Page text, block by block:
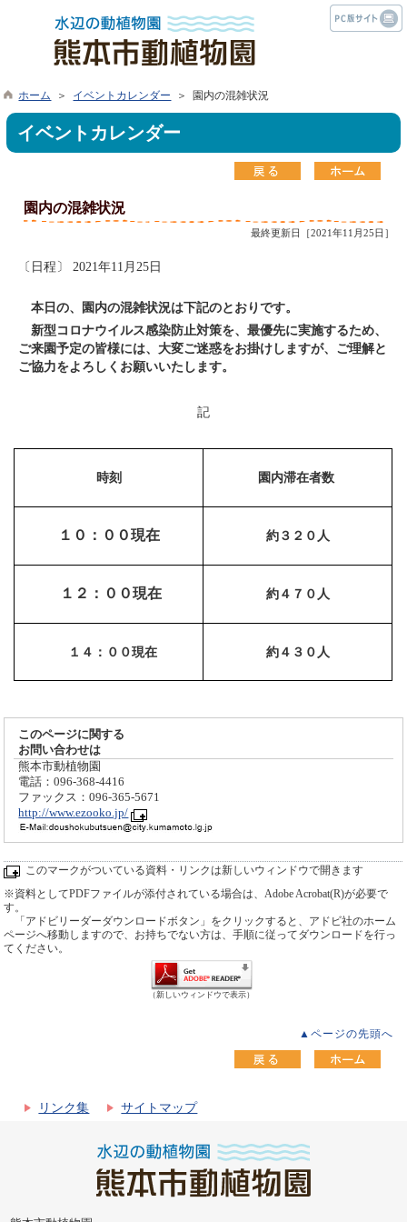
ホーム ＞ イベントカレンダー ＞ 園内の混雑状況
イベントカレンダー
園内の混雑状況
最終更新日［2021年11月25日］
〔日程〕 2021年11月25日
本日の、園内の混雑状況は下記のとおりです。
新型コロナウイルス感染防止対策を、最優先に実施するため、
ご来園予定の皆様には、大変ご迷惑をお掛けしますが、ご理解と
ご協力をよろしくお願いいたします。
記
時刻 園内滞在者数
１０：００現在 約３２０人
１２：００現在 約４７０人
１４：００現在 約４３０人
このページに関する
お問い合わせは
熊本市動植物園
電話：096-368-4416
ファックス：096-365-5671
http://www.ezooko.jp/
このマークがついている資料・リンクは新しいウィンドウで開きます
※資料としてPDFファイルが添付されている場合は、Adobe Acrobat(R)が必要で
す。
「アドビリーダーダウンロードボタン」をクリックすると、アドビ社のホーム
ページへ移動しますので、お持ちでない方は、手順に従ってダウンロードを行っ
てください。
（新しいウィンドウで表示）
▲ページの先頭へ
リンク集 サイトマップ